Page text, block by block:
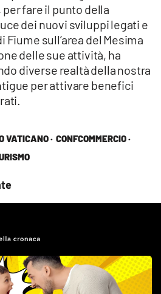
VATICANO · CONFCOMMERCIO ·
fare il punto della
dei nuovi sviluppi legati e
sull’area del Mesima
delle sue attività, ha
diverse realtà della nostra
per attivare benefici